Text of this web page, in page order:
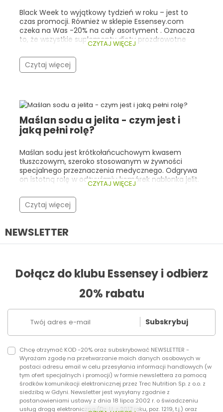
Black Week to wyjątkowy tydzień w roku – jest to
czas promocji. Również w sklepie Essensey.com
czeka na Was -20% na cały asortyment . Oznacza
to, że wszystkie suplementy diety prozdrowotne
kupimy o jedną piątą taniej! Co istotne, nasza
promocja trwa cały tydzień (do 30.11.2025r 23:59), a
nie tylko w trakcie Black Friday! Warto zwrócić
szczególną uwagę na bestsellery Essensey oraz
samopoczucie są bardzo istotne. Zarówno w
Essensey, jak i w innych sklepach z suplementami
prozdrowotnymi, klienci najczęściej wybierają
kolageny, adaptogeny, witaminy/minerały
wspierające odporność oraz kwasy Omega-3 .
Poniżej przedstawiamy najlepsze oferty Black Week
na topowe suplementy w Essensey.com – wraz z ich
cenami promocyjnymi i krótkim opisem właściwości.
CZYTAJ WIĘCEJ
Czytaj więcej
Maślan sodu a jelita - czym jest i
jaką pełni rolę?
Maślan sodu jest krótkołańcuchowym kwasem
tłuszczowym, szeroko stosowanym w żywności
specjalnego przeznaczenia medycznego. Odgrywa
on istotną rolę w odżywianiu komórek nabłonka jelit.
Warto znać jego rolę i źródła, ponieważ może on
stanowić cenne wsparcie w postępowaniu
dietetycznym w zaburzeniach przewodu
pokarmowego.
CZYTAJ WIĘCEJ
Czytaj więcej
NEWSLETTER
Dołącz do klubu Essensey i odbierz
20% rabatu
Subskrybuj
Chcę otrzymać KOD -20% oraz subskrybować NEWSLETTER -
Wyrażam zgodę na przetwarzanie moich danych osobowych w
postaci adresu email w celu przesyłania informacji handlowych (w
tym ofert specjalnych i promocji) w formie newslettera za pomocą
środków komunikacji elektronicznej przez Trec Nutrition Sp. z o.o. z
siedzibą w Gdyni. Newsletter jest wysyłany zgodnie z
postanowieniami ustawy z dnia 18 lipca 2002 r. o świadczeniu
usług drogą elektroniczną (Dz. U. z 2017 roku, poz. 1219, t.j.) oraz